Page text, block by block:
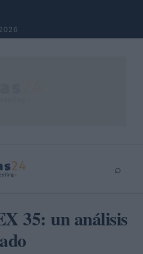
⌕
⌕ ×
35: un análisis